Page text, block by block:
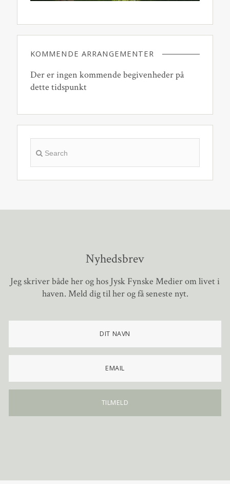
KOMMENDE ARRANGEMENTER
Der er ingen kommende begivenheder på
dette tidspunkt
Nyhedsbrev
Jeg skriver både her og hos Jysk Fynske Medier om livet i
haven. Meld dig til her og få seneste nyt.